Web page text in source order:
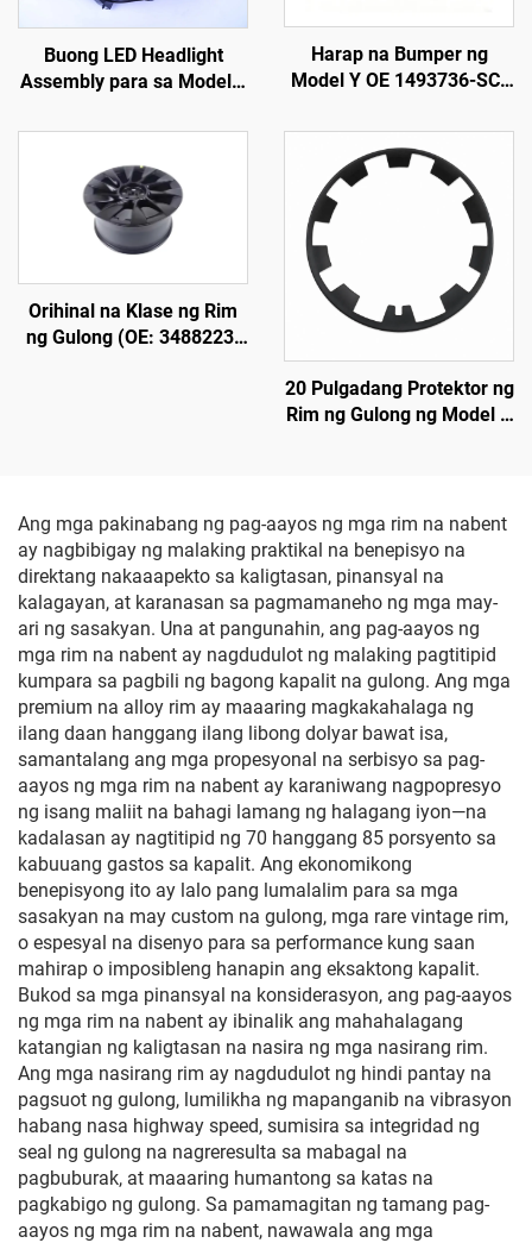
Buong LED Headlight
Assembly para sa Model 3
00-D, 1514952-00-E,
1514952-10-E,
Pangkalahatang
Pagpapalit ng Automotive
Lighting Headlamp
Harap na Bumper ng
Model Y OE 1493736-SC-
Pagmold, Na-primed na
Pwede, Katugma sa
Orihinal na Radar at
Sensor, Hindi Nakakasira
sa Instalasyon, Para sa
Pananatiling Fleet
Orihinal na Klase ng Rim
ng Gulong (OE: 3488223-
Preno, Para sa Palitan at
Pag-customize
20 Pulgadang Protektor ng
Rim ng Gulong ng Model Y
Ang mga pakinabang ng pag-aayos ng mga rim na nabent
ay nagbibigay ng malaking praktikal na benepisyo na
direktang nakaaapekto sa kaligtasan, pinansyal na
kalagayan, at karanasan sa pagmamaneho ng mga may-
ari ng sasakyan. Una at pangunahin, ang pag-aayos ng
mga rim na nabent ay nagdudulot ng malaking pagtitipid
kumpara sa pagbili ng bagong kapalit na gulong. Ang mga
premium na alloy rim ay maaaring magkakahalaga ng
ilang daan hanggang ilang libong dolyar bawat isa,
samantalang ang mga propesyonal na serbisyo sa pag-
aayos ng mga rim na nabent ay karaniwang nagpopresyo
ng isang maliit na bahagi lamang ng halagang iyon—na
kadalasan ay nagtitipid ng 70 hanggang 85 porsyento sa
kabuuang gastos sa kapalit. Ang ekonomikong
benepisyong ito ay lalo pang lumalalim para sa mga
sasakyan na may custom na gulong, mga rare vintage rim,
o espesyal na disenyo para sa performance kung saan
mahirap o imposibleng hanapin ang eksaktong kapalit.
Bukod sa mga pinansyal na konsiderasyon, ang pag-aayos
ng mga rim na nabent ay ibinalik ang mahahalagang
katangian ng kaligtasan na nasira ng mga nasirang rim.
Ang mga nasirang rim ay nagdudulot ng hindi pantay na
pagsuot ng gulong, lumilikha ng mapanganib na vibrasyon
habang nasa highway speed, sumisira sa integridad ng
seal ng gulong na nagreresulta sa mabagal na
pagbuburak, at maaaring humantong sa katas na
pagkabigo ng gulong. Sa pamamagitan ng tamang pag-
aayos ng mga rim na nabent, nawawala ang mga